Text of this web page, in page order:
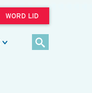
WORD LID